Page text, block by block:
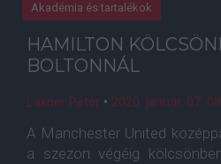
Akadémia és tartalékok
HAMILTON
BOLTONNÁL
Lakner Péter • 2020. január. 07.
A Manchester United
a szezon végéig